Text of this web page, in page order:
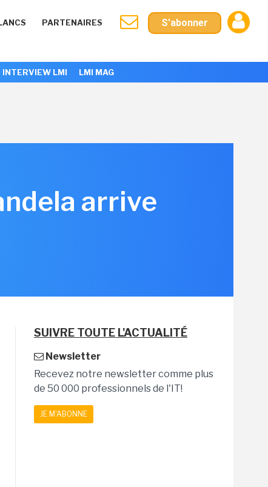
PARTENAIRES S'abonner
INTERVIEW LMI LMI MAG
arrive
SUIVRE TOUTE L'ACTUALITÉ
Newsletter
Recevez notre newsletter comme plus
de 50 000 professionnels de l'IT!
JE M'ABONNE